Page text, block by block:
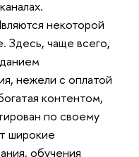
некоторой
Здесь, чаще всего,
нежели с оплатой
контентом,
по своему
широкие
обучения